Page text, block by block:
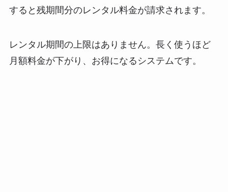
すると残期間分のレンタル料金が請求されます。
レンタル期間の上限はありません。長く使うほど
月額料金が下がり、お得になるシステムです。